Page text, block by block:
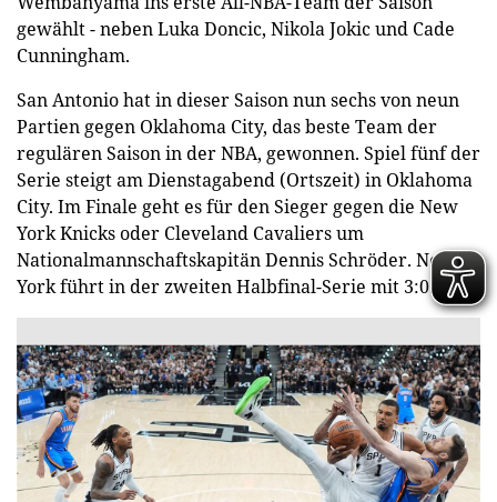
gewählt - neben Luka Doncic, Nikola Jokic und Cade
Cunningham.
San Antonio hat in dieser Saison nun sechs von neun
Partien gegen Oklahoma City, das beste Team der
regulären Saison in der NBA, gewonnen. Spiel fünf der
Serie steigt am Dienstagabend (Ortszeit) in Oklahoma
City. Im Finale geht es für den Sieger gegen die New
York Knicks oder Cleveland Cavaliers um
Nationalmannschaftskapitän Dennis Schröder. New
York führt in der zweiten Halbfinal-Serie mit 3:0.